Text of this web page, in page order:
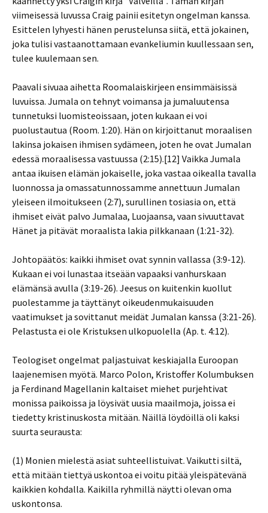
viimeisessä luvussa Craig painii esitetyn ongelman kanssa.
Esittelen lyhyesti hänen perustelunsa siitä, että jokainen,
joka tulisi vastaanottamaan evankeliumin kuullessaan sen,
tulee kuulemaan sen.
Paavali sivuaa aihetta Roomalaiskirjeen ensimmäisissä
luvuissa. Jumala on tehnyt voimansa ja jumaluutensa
tunnetuksi luomisteoissaan, joten kukaan ei voi
puolustautua (Room. 1:20). Hän on kirjoittanut moraalisen
lakinsa jokaisen ihmisen sydämeen, joten he ovat Jumalan
edessä moraalisessa vastuussa (2:15).[12] Vaikka Jumala
antaa ikuisen elämän jokaiselle, joka vastaa oikealla tavalla
luonnossa ja omassatunnossamme annettuun Jumalan
yleiseen ilmoitukseen (2:7), surullinen tosiasia on, että
ihmiset eivät palvo Jumalaa, Luojaansa, vaan sivuuttavat
Hänet ja pitävät moraalista lakia pilkkanaan (1:21-32).
Johtopäätös: kaikki ihmiset ovat synnin vallassa (3:9-12).
Kukaan ei voi lunastaa itseään vapaaksi vanhurskaan
elämänsä avulla (3:19-26). Jeesus on kuitenkin kuollut
puolestamme ja täyttänyt oikeudenmukaisuuden
vaatimukset ja sovittanut meidät Jumalan kanssa (3:21-26).
Pelastusta ei ole Kristuksen ulkopuolella (Ap. t. 4:12).
Teologiset ongelmat paljastuivat keskiajalla Euroopan
laajenemisen myötä. Marco Polon, Kristoffer Kolumbuksen
ja Ferdinand Magellanin kaltaiset miehet purjehtivat
monissa paikoissa ja löysivät uusia maailmoja, joissa ei
tiedetty kristinuskosta mitään. Näillä löydöillä oli kaksi
suurta seurausta:
(1) Monien mielestä asiat suhteellistuivat. Vaikutti siltä,
että mitään tiettyä uskontoa ei voitu pitää yleispätevänä
kaikkien kohdalla. Kaikilla ryhmillä näytti olevan oma
uskontonsa.